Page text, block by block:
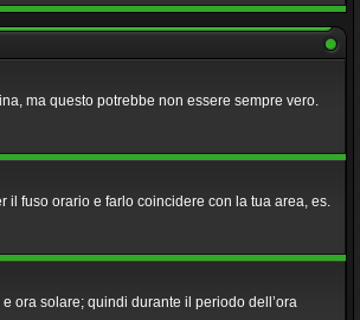
ma questo potrebbe non essere sempre vero.
il fuso orario e farlo coincidere con la tua area, es.
ora solare; quindi durante il periodo dell’ora